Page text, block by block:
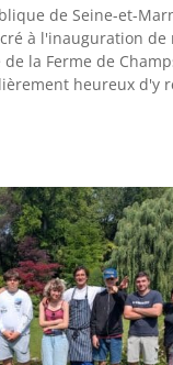
de Seine-et-
à l'inauguration de
la Ferme de
heureux d'y